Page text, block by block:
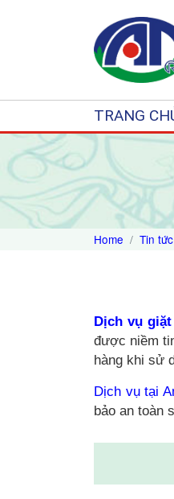
TRANG
Home Tin tức
Dịch vụ
được niềm
hàng khi sử
Dịch vụ tại
bảo an toàn